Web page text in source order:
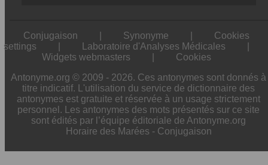
Conjugaison Synonyme
Cookies
settings
Laboratoire d'Analyses Médicales
Widgets webmasters
Cookies
Antonyme.org © 2009 - 2026. Ces antonymes sont donnés à
titre indicatif. L'utilisation du service de dictionnaire des
antonymes est gratuite et réservée à un usage strictement
personnel. Les antonymes des mots présentés sur ce site
sont édités par l’équipe éditoriale de Antonyme.org
Horaire des Marées - Conjugaison